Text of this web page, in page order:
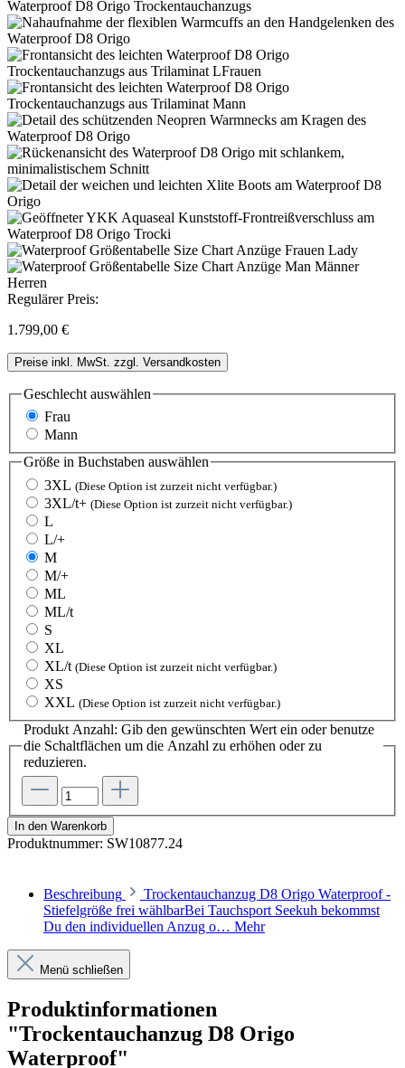
Regulärer Preis:
1.799,00 €
Preise inkl. MwSt. zzgl. Versandkosten
Geschlecht auswählen
Frau
Mann
Größe in Buchstaben auswählen
3XL (Diese Option ist zurzeit nicht verfügbar.)
3XL/t+ (Diese Option ist zurzeit nicht verfügbar.)
L
L/+
M
M/+
ML
ML/t
S
XL
XL/t (Diese Option ist zurzeit nicht verfügbar.)
XS
XXL (Diese Option ist zurzeit nicht verfügbar.)
Produkt Anzahl: Gib den gewünschten Wert ein oder benutze
die Schaltflächen um die Anzahl zu erhöhen oder zu
reduzieren.
In den Warenkorb
Produktnummer: SW10877.24
Beschreibung
Trockentauchanzug D8 Origo Waterproof -
Stiefelgröße frei wählbarBei Tauchsport Seekuh bekommst
Du den individuellen Anzug o… Mehr
Menü schließen
Produktinformationen
"Trockentauchanzug D8 Origo
Waterproof"